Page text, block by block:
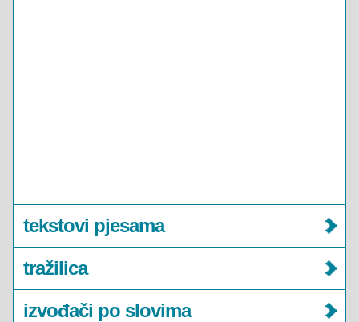
tekstovi pjesama
tražilica
izvođači po slovima